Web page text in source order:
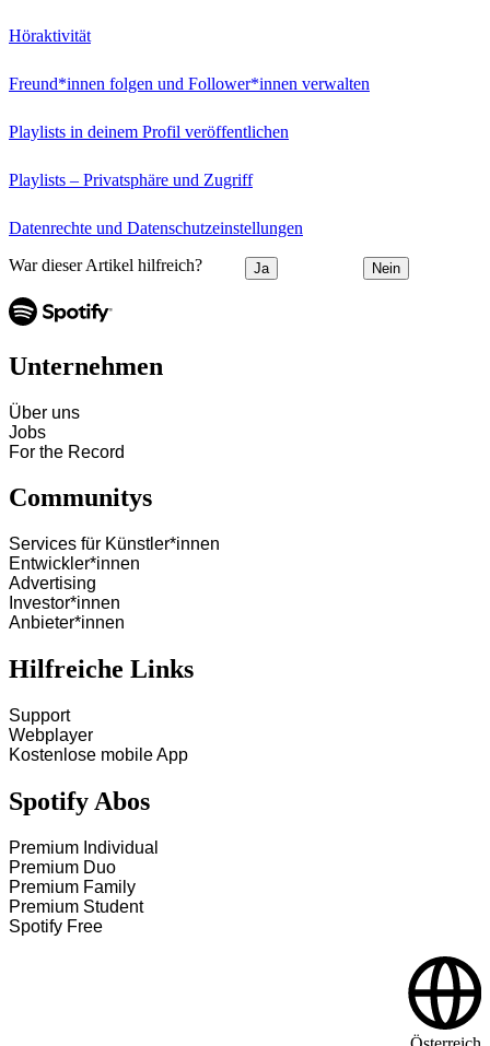
Höraktivität
Freund*innen folgen und Follower*innen verwalten
Playlists in deinem Profil veröffentlichen
Playlists – Privatsphäre und Zugriff
Datenrechte und Datenschutzeinstellungen
War dieser Artikel hilfreich? Ja Nein
Unternehmen
Über uns
Jobs
For the Record
Communitys
Services für Künstler*innen
Entwickler*innen
Advertising
Investor*innen
Anbieter*innen
Hilfreiche Links
Support
Webplayer
Kostenlose mobile App
Spotify Abos
Premium Individual
Premium Duo
Premium Family
Premium Student
Spotify Free